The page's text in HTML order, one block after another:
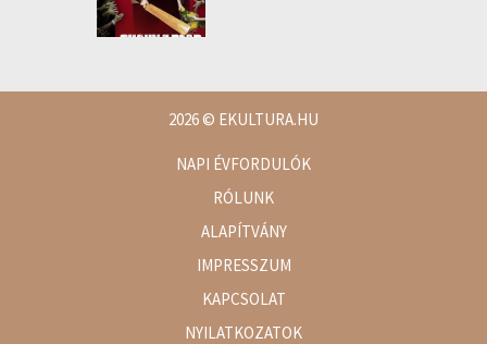
2026© EKULTURA.HU
NAPI ÉVFORDULÓK
RÓLUNK
ALAPÍTVÁNY
IMPRESSZUM
KAPCSOLAT
NYILATKOZATOK